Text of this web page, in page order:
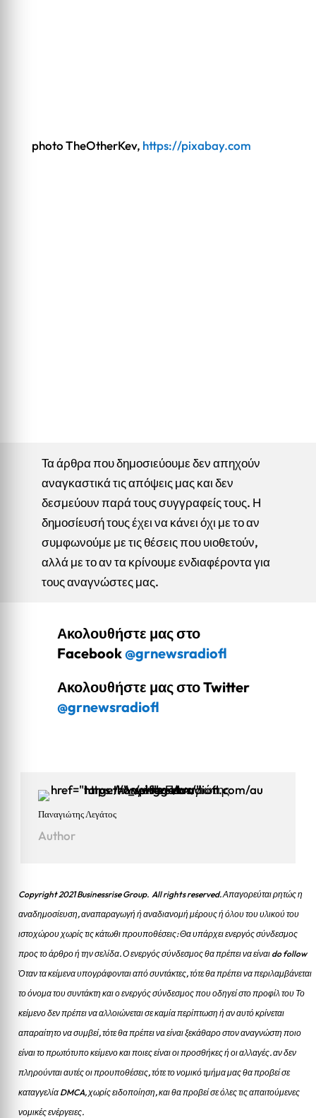
photo TheOtherKev, https://pixabay.com
Τα άρθρα που δημοσιεύουμε δεν απηχούν
αναγκαστικά τις απόψεις μας και δεν
δεσμεύουν παρά τους συγγραφείς τους. Η
δημοσίευσή τους έχει να κάνει όχι με το αν
συμφωνούμε με τις θέσεις που υιοθετούν,
αλλά με το αν τα κρίνουμε ενδιαφέροντα για
τους αναγνώστες μας.
Ακολουθήστε μας στο
Facebook@grnewsradiofl
Ακολουθήστε μας στο Twitter
@grnewsradiofl
Παναγιώτης Λεγάτος
Author
Copyright 2021 Businessrise Group. All rights reserved. Απαγορεύται ρητώς η
αναδημοσίευση, αναπαραγωγή ή αναδιανομή μέρους ή όλου του υλικού του
ιστοχώρου χωρίς τις κάτωθι προυποθέσεις: Θα υπάρχει ενεργός σύνδεσμος
προς το άρθρο ή την σελίδα.Ο ενεργός σύνδεσμος θα πρέπει να είναι do follow
Όταν τα κείμενα υπογράφονται από συντάκτες, τότε θα πρέπει να περιλαμβάνεται
το όνομα του συντάκτη και ο ενεργός σύνδεσμος που οδηγεί στο προφίλ του Το
κείμενο δεν πρέπει να αλλοιώνεται σε καμία περίπτωση ή αν αυτό κρίνεται
απαραίτητο να συμβεί, τότε θα πρέπει να είναι ξεκάθαρο στον αναγνώστη ποιο
είναι το πρωτότυπο κείμενο και ποιες είναι οι προσθήκες ή οι αλλαγές. αν δεν
πληρούνται αυτές οι προυποθέσεις, τότε το νομικό τμήμα μας θα προβεί σε
καταγγελία DMCA, χωρίς ειδοποίηση, και θα προβεί σε όλες τις απαιτούμενες
νομικές ενέργειες.